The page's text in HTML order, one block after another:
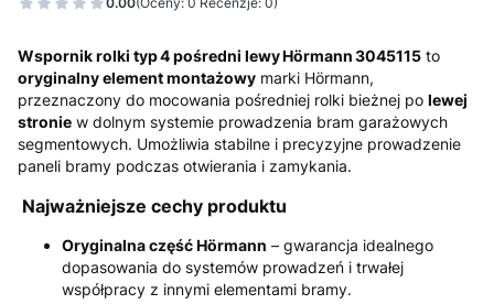
Wspornik rolki typ 4 pośredni lewy Hörmann 3045115 to
oryginalny element montażowy marki Hörmann,
przeznaczony do mocowania pośredniej rolki bieżnej po lewej
stronie w dolnym systemie prowadzenia bram garażowych
segmentowych. Umożliwia stabilne i precyzyjne prowadzenie
paneli bramy podczas otwierania i zamykania.
Najważniejsze cechy produktu
Oryginalna część Hörmann – gwarancja idealnego
dopasowania do systemów prowadzeń i trwałej
współpracy z innymi elementami bramy.